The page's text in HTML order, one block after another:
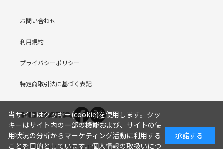
お問い合わせ
利用規約
プライバシーポリシー
特定商取引法に基づく表記
COPYRIGHT (C) I-O DATA DEVICE, INC. Since 2005.9.19
当サイトはクッキー(cookie)を使用します。クッ
キーはサイト内の一部の機能および、サイトの使
用状況の分析からマーケティング活動に利用する
ことを目的としています。個人情報の取扱いにつ
承諾する